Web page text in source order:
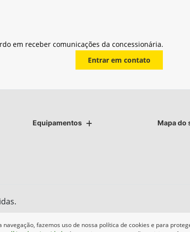
em receber comunicações da concessionária.
Entrar em contato
Equipamentos Mapa do
fazemos uso de nossa política de cookies e para